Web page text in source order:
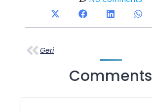
Geri
Comments